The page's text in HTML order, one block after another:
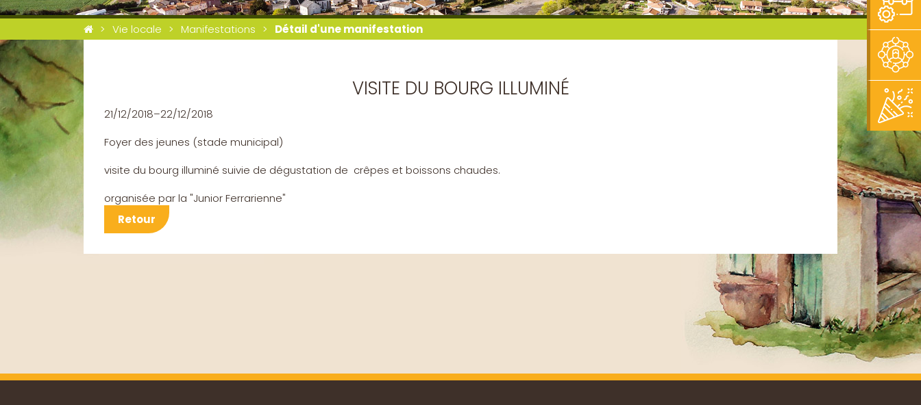
Vie locale Manifestations Détail d'une manifestation
VISITE DU BOURG ILLUMINÉ
21/12/2018–22/12/2018
Foyer des jeunes (stade municipal)
visite du bourg illuminé suivie de dégustation de crêpes et boissons chaudes.
organisée par la "Junior Ferrarienne"
Retour